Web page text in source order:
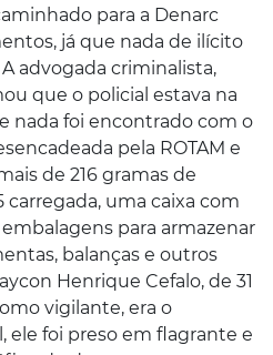
para a Denarc
já que nada de ilícito
advogada criminalista,
que o policial estava na
nada foi encontrado com o
pela ROTAM e
de 216 gramas de
carregada, uma caixa com
para armazenar
balanças e outros
Henrique Cefalo, de 31
vigilante, era o
ele foi preso em flagrante e